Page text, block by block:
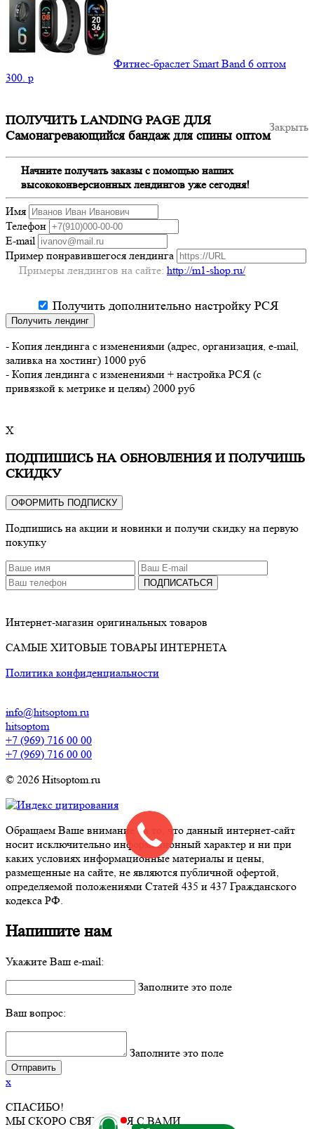
Фитнес-браслет Smart Band 6 оптом
300. p
Закрыть
ПОЛУЧИТЬ LANDING PAGE ДЛЯ
Самонагревающийся бандаж для спины оптом
Начните получать заказы с помощью наших
высококонверсионных лендингов уже сегодня!
Имя
Телефон
E-mail
Пример понравившегося лендинга
Примеры лендингов на сайте: http://m1-shop.ru/
Получить дополнительно настройку РСЯ
Получить лендинг
- Копия лендинга с изменениями (адрес, организация, e-mail,
заливка на хостинг) 1000 руб
- Копия лендинга с изменениями + настройка РСЯ (с
привязкой к метрике и целям) 2000 руб
X
ПОДПИШИСЬ НА ОБНОВЛЕНИЯ И ПОЛУЧИШЬ
СКИДКУ
ОФОРМИТЬ ПОДПИСКУ
Подпишись на акции и новинки и получи скидку на первую
покупку
ПОДПИСАТЬСЯ
Интернет-магазин оригинальных товаров
САМЫЕ ХИТОВЫЕ ТОВАРЫ ИНТЕРНЕТА
Политика конфиденциальности
info@hitsoptom.ru
hitsoptom
+7 (969) 716 00 00
+7 (969) 716 00 00
© 2026 Hitsoptom.ru
Обращаем Ваше внимание на то, что данный интернет-сайт
носит исключительно информационный характер и ни при
каких условиях информационные материалы и цены,
размещенные на сайте, не являются публичной офертой,
определяемой положениями Статей 435 и 437 Гражданского
кодекса РФ.
Напишите нам
Укажите Ваш e-mail:
Заполните это поле
Ваш вопрос:
Заполните это поле
x
СПАСИБО!
МЫ СКОРО СВЯЖЕМСЯ С ВАМИ.